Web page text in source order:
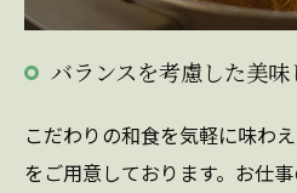
バランスを考慮した美
こだわりの和食を気軽に味わ
をご用意しております。お仕